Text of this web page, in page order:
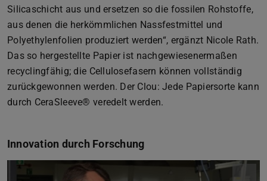
Silicaschicht aus und ersetzen so die fossilen Rohstoffe,
aus denen die herkömmlichen Nassfestmittel und
Polyethylenfolien produziert werden“, ergänzt Nicole Rath.
Das so hergestellte Papier ist nachgewiesenermaßen
recyclingfähig; die Cellulosefasern können vollständig
zurückgewonnen werden. Der Clou: Jede Papiersorte kann
durch CeraSleeve® veredelt werden.
Innovation durch Forschung